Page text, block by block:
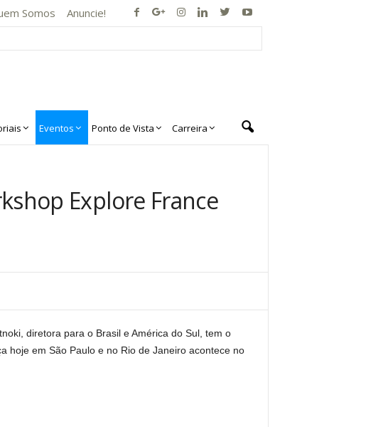
Somos Anuncie!
Eventos Ponto de Vista Carreira
Explore France
diretora para o Brasil e América do Sul, tem o
hoje em São Paulo e no Rio de Janeiro acontece no